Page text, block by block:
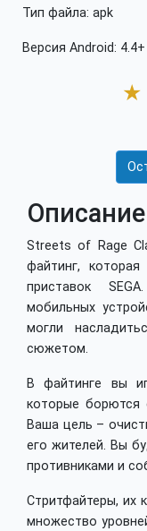
Тип файла: apk
Версия Android: 4.4+
★
Описание
Streets of Rage
файтинг,
приставок
мобильных
могли
сюжетом.
В файтинге вы
которые борются
Ваша цель –
его жителей. Вы
противниками и
Стритфайтеры, их
множество